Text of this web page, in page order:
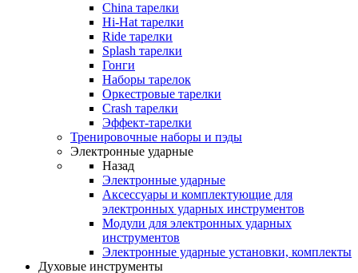
China тарелки
Hi-Hat тарелки
Ride тарелки
Splash тарелки
Гонги
Наборы тарелок
Оркестровые тарелки
Сrash тарелки
Эффект-тарелки
Тренировочные наборы и пэды
Электронные ударные
Назад
Электронные ударные
Аксессуары и комплектующие для
электронных ударных инструментов
Модули для электронных ударных
инструментов
Электронные ударные установки, комплекты
Духовые инструменты